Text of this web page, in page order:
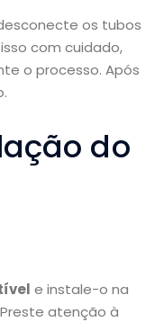
os tubos
com cuidado,
o processo. Após
do
e instale-o na
atenção à